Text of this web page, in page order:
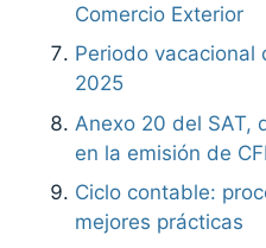
Comercio Exterior
Periodo vacacional
2025
Anexo 20 del SAT,
en la emisión de
Ciclo contable:
mejores prácticas